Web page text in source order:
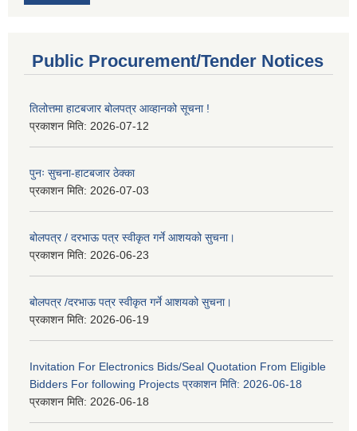
Public Procurement/Tender Notices
तिलोत्तमा हाटबजार बोलपत्र आव्हानको सूचना !
प्रकाशन मिति: 2026-07-12
पुनः सुचना-हाटबजार ठेक्का
प्रकाशन मिति: 2026-07-03
बोलपत्र / दरभाऊ पत्र स्वीकृत गर्ने आशयको सुचना।
प्रकाशन मिति: 2026-06-23
बोलपत्र /दरभाऊ पत्र स्वीकृत गर्ने आशयको सुचना।
प्रकाशन मिति: 2026-06-19
Invitation For Electronics Bids/Seal Quotation From Eligible
Bidders For following Projects प्रकाशन मिति: 2026-06-18
प्रकाशन मिति: 2026-06-18